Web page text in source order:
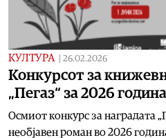
КУЛТУРА 26.02.2026
Конкурсот за
„Пегаз“ за 2026
Осмиот конкурс за наградата
необјавен роман во 2026